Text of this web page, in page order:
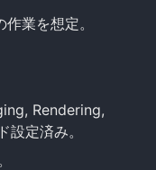
業を想定。
Rendering,
定済み。